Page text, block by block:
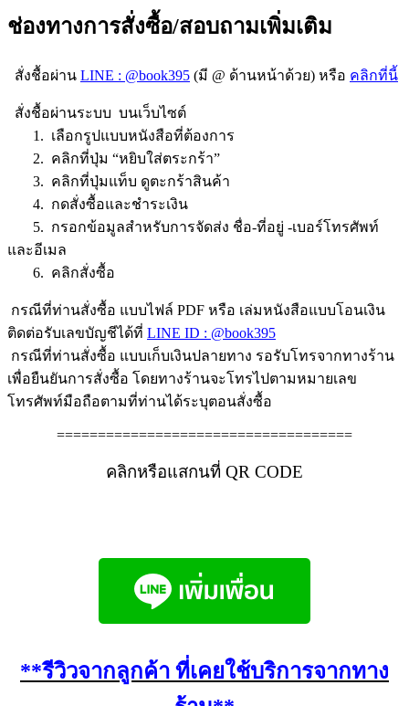
ช่องทางการสั่งซื้อ/สอบถามเพิ่มเติม
สั่งชื้อผ่าน LINE : @book395 (มี @ ด้านหน้าด้วย) หรือ คลิกที่นี้
สั่งชื้อผ่านระบบ บนเว็บไซต์
1. เลือกรูปแบบหนังสือที่ต้องการ
2. คลิกที่ปุ่ม “หยิบใส่ตระกร้า”
3. คลิกที่ปุ่มแท็บ ดูตะกร้าสินค้า
4. กดสั่งซื้อและชำระเงิน
5. กรอกข้อมูลสำหรับการจัดส่ง ชื่อ-ที่อยู่ -เบอร์โทรศัพท์
และอีเมล
6. คลิกสั่งซื้อ
กรณีที่ท่านสั่งซื้อ แบบไฟล์ PDF หรือ เล่มหนังสือแบบโอนเงิน
ติดต่อรับเลขบัญชีได้ที่ LINE ID : @book395
กรณีที่ท่านสั่งซื้อ แบบเก็บเงินปลายทาง รอรับโทรจากทางร้าน
เพื่อยืนยันการสั่งซื้อ โดยทางร้านจะโทรไปตามหมายเลข
โทรศัพท์มือถือตามที่ท่านได้ระบุตอนสั่งซื้อ
====================================
คลิกหรือแสกนที่ QR CODE
**รีวิวจากลูกค้า ที่เคยใช้บริการจากทาง